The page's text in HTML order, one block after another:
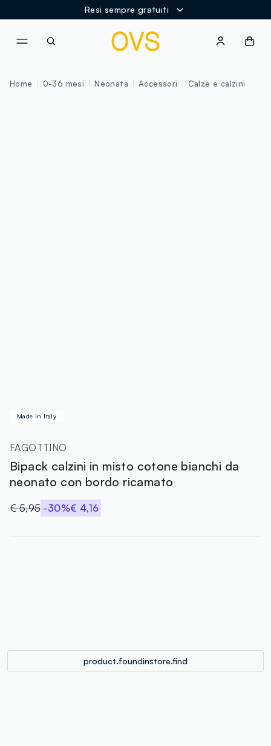
Resi sempre gratuiti
Made in Italy
Home 0-36 mesi Neonata Accessori Calze e calzini
FAGOTTINO
Bipack calzini in misto cotone bianchi da
neonato con bordo ricamato
€ 5,95 -30%€ 4,16
product.foundinstore.find